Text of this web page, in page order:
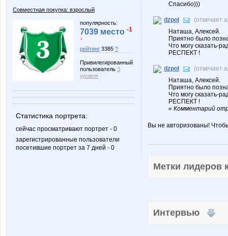
Совместная покупка: взрослый
популярность:
7039 место -1
↓
рейтинг 3385 ?
Привилегированный
пользователь 3
уровня
Статистика портрета:
сейчас просматривают портрет - 0
зарегистрированные пользователи
посетившие портрет за 7 дней - 0
Спасибо)))
dzpol
(отвечает
Наташа, Алексей.
Приятно было
Что могу сказать-
РЕСПЕКТ !
dzpol
(отвечает
Наташа, Алексей.
Приятно было
Что могу сказать-
РЕСПЕКТ !
« Комментарий
Вы не авторизованы!
Метки
Интервью